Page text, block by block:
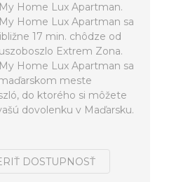
Home Lux Apartman.
Home Lux Apartman sa
17 min. chôdze od
Extrem Zona.
Home Lux Apartman sa
meste
do ktorého si môžete
dovolenku v Maďarsku.
DOSTUPNOSŤ